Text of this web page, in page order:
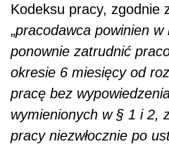
Kodeksu pracy, zgodnie
„pracodawca powinien w
ponownie zatrudnić
okresie 6 miesięcy od
pracę bez
wymienionych w § 1 i 2,
pracy niezwłocznie po